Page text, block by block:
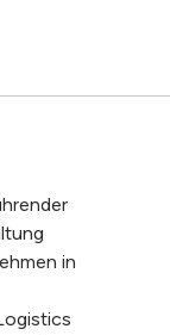
in